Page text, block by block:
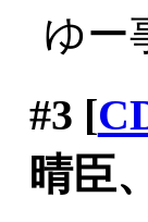
ゆー
#3 [
晴臣